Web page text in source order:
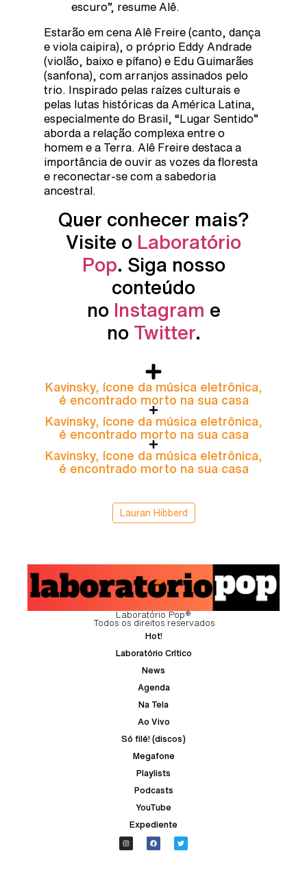
escuro”, resume Alê.
Estarão em cena Alê Freire (canto, dança
e viola caipira), o próprio Eddy Andrade
(violão, baixo e pífano) e Edu Guimarães
(sanfona), com arranjos assinados pelo
trio. Inspirado pelas raízes culturais e
pelas lutas históricas da América Latina,
especialmente do Brasil, “Lugar Sentido”
aborda a relação complexa entre o
homem e a Terra. Alê Freire destaca a
importância de ouvir as vozes da floresta
e reconectar-se com a sabedoria
ancestral.
Quer conhecer mais?
Visite o Laboratório
Pop. Siga nosso
conteúdo
no Instagram e
no Twitter.
Kavinsky, ícone da música eletrônica,
é encontrado morto na sua casa
Kavinsky, ícone da música eletrônica,
é encontrado morto na sua casa
Kavinsky, ícone da música eletrônica,
é encontrado morto na sua casa
Lauran Hibberd
Laboratório Pop®
Todos os direitos reservados
Hot!
Laboratório Crítico
News
Agenda
Na Tela
Ao Vivo
Só filé! (discos)
Megafone
Playlists
Podcasts
YouTube
Expediente